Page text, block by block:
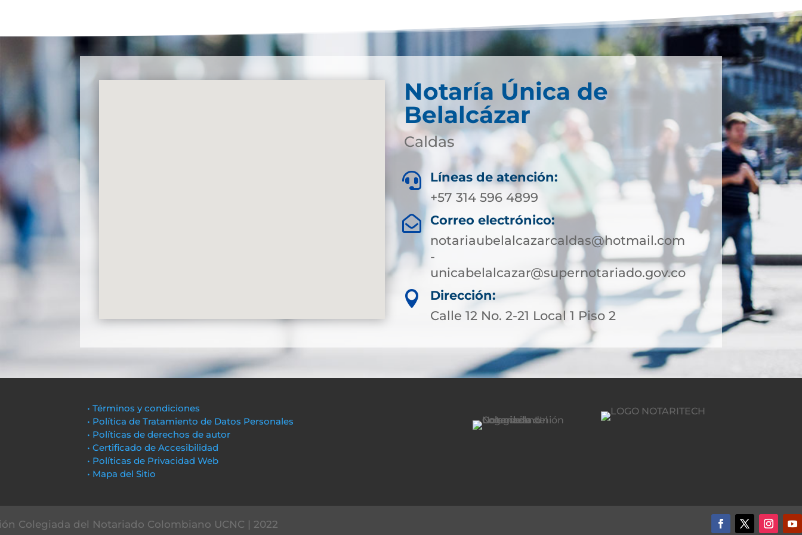
Notaría Única de
Belalcázar
Caldas

Líneas de atención:
+57 314 596 4899

Correo electrónico:
notariaubelalcazarcaldas@hotmail.com
-
unicabelalcazar@supernotariado.gov.co

Dirección:
Calle 12 No. 2-21 Local 1 Piso 2
• Términos y condiciones
• Política de Tratamiento de Datos Personales
• Políticas de derechos de autor
• Certificado de Accesibilidad
• Políticas de Privacidad Web
• Mapa del Sitio
Colegiada del Notariado Colombiano UCNC | 2022